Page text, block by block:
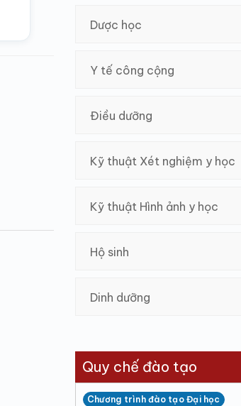
Dược học
Y tế công cộng
Điều dưỡng
Kỹ thuật Xét nghiệm y học
Kỹ thuật Hình ảnh y học
Hộ sinh
Dinh dưỡng
Quy chế đào tạo
Chương trình đào tạo Đại học